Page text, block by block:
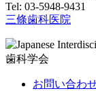
Tel: 03-5948-9431
三條歯科医院
お問い合わ